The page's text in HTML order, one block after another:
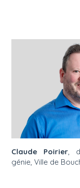
Claude Poirier,
génie, Ville de